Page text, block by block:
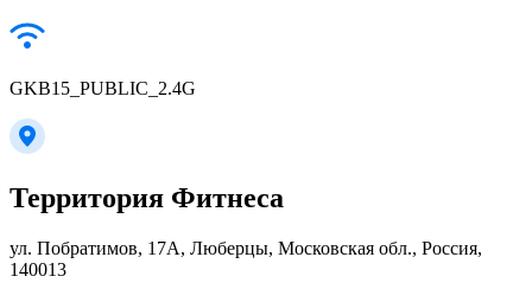
GKB15_PUBLIC_2.4G
Территория Фитнеса
ул. Побратимов, 17А, Люберцы, Московская обл., Россия,
140013